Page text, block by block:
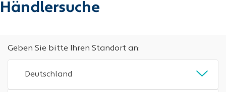
Händlersuche
Geben Sie bitte Ihren Standort an:
Deutschland